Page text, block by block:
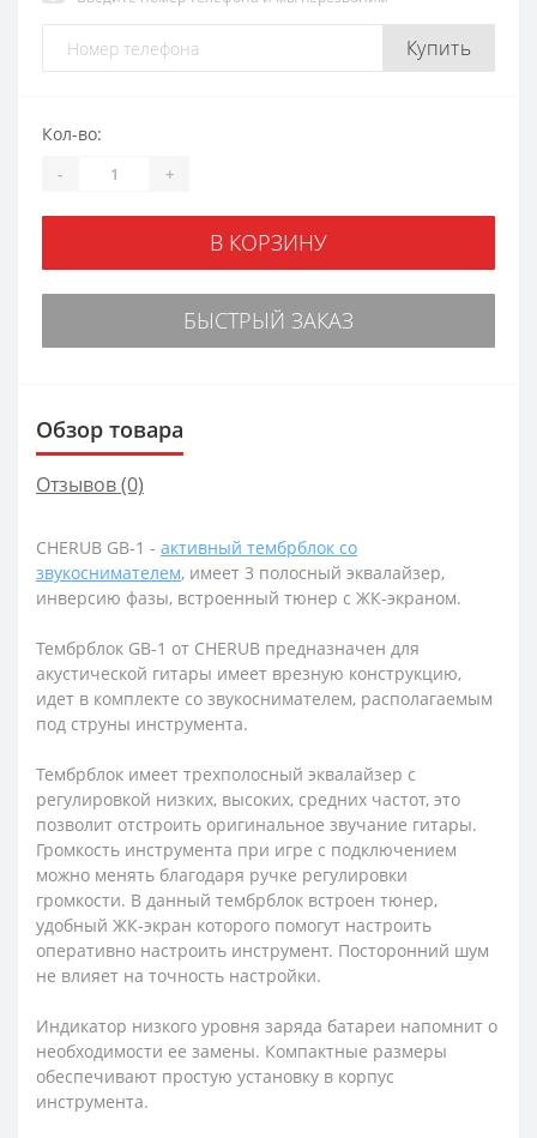
Купить
Кол-во:
- +
В КОРЗИНУ
БЫСТРЫЙ ЗАКАЗ
Обзор товара
Отзывов (0)
CHERUB GB-1 - активный тембрблок со
звукоснимателем, имеет 3 полосный эквалайзер,
инверсию фазы, встроенный тюнер с ЖК-экраном.
Тембрблок GB-1 от CHERUB предназначен для
акустической гитары имеет врезную конструкцию,
идет в комплекте со звукоснимателем, располагаемым
под струны инструмента.
Тембрблок имеет трехполосный эквалайзер с
регулировкой низких, высоких, средних частот, это
позволит отстроить оригинальное звучание гитары.
Громкость инструмента при игре с подключением
можно менять благодаря ручке регулировки
громкости. В данный тембрблок встроен тюнер,
удобный ЖК-экран которого помогут настроить
оперативно настроить инструмент. Посторонний шум
не влияет на точность настройки.
Индикатор низкого уровня заряда батареи напомнит о
необходимости ее замены. Компактные размеры
обеспечивают простую установку в корпус
инструмента.